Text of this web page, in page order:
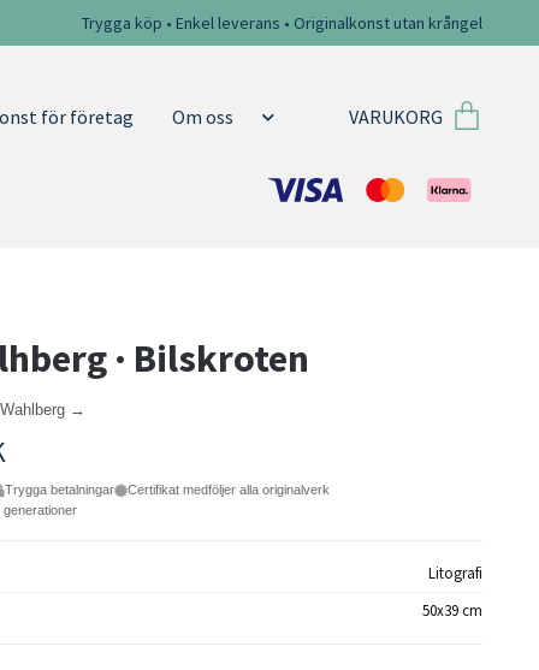
Trygga köp • Enkel leverans • Originalkonst utan krångel
för företag Om oss VARUKORG
· Bilskroten
→
Trygga betalningar
Certifikat medföljer alla originalverk
generationer
Litografi
50x39 cm